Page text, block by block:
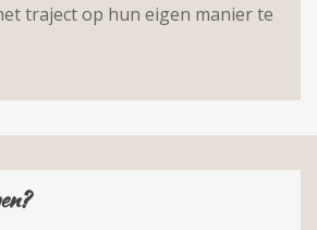
traject op hun eigen manier te